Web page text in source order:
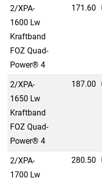
2/XPA-
1600 Lw
Kraftband
FOZ Quad-
Power® 4
171.60
2/XPA-
1650 Lw
Kraftband
FOZ Quad-
Power® 4
187.00
2/XPA-
1700 Lw
280.50